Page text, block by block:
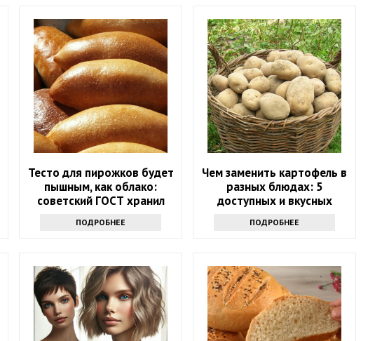
Тесто для пирожков будет
пышным, как облако:
советский ГОСТ хранил
ПОДРОБНЕЕ
Чем заменить картофель в
разных блюдах: 5
доступных и вкусных
ПОДРОБНЕЕ